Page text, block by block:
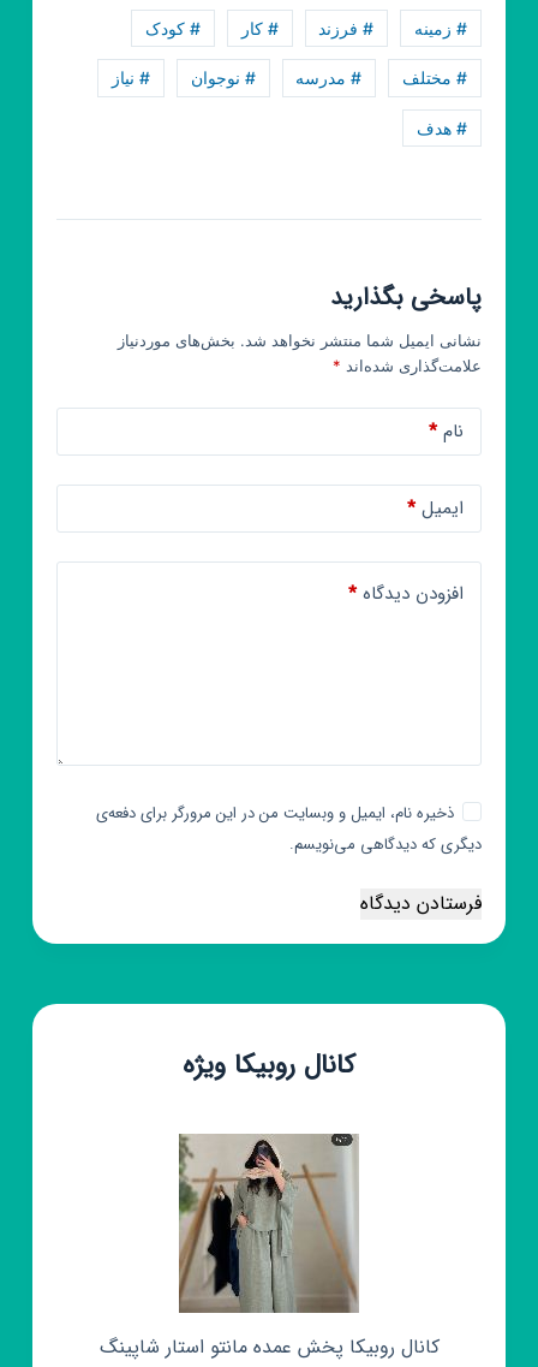
# زمینه # فرزند # کار # کودک
# مختلف # مدرسه # نوجوان # نیاز
# هدف
پاسخی بگذارید
نشانی ایمیل شما منتشر نخواهد شد. بخش‌های موردنیاز
علامت‌گذاری شده‌اند *
نام*
ایمیل*
افزودن دیدگاه*
ذخیره نام، ایمیل و وبسایت من در این مرورگر برای دفعه‌ی
دیگری که دیدگاهی می‌نویسم.
فرستادن دیدگاه
کانال روبیکا ویژه
کانال روبیکا پخش عمده مانتو استار شاپینگ